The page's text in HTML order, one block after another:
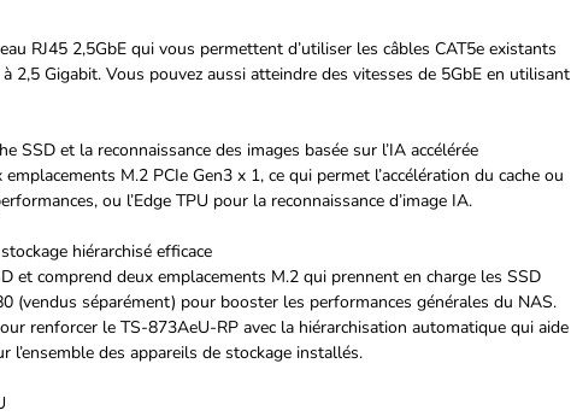
RJ45 2,5GbE qui vous permettent d’utiliser les câbles CAT5e existants
2,5 Gigabit. Vous pouvez aussi atteindre des vitesses de 5GbE en utilisant
SSD et la reconnaissance des images basée sur l’IA accélérée
M.2 PCIe Gen3 x 1, ce qui permet l’accélération du cache ou
ou l’Edge TPU pour la reconnaissance d’image IA.
hiérarchisé efficace
et comprend deux emplacements M.2 qui prennent en charge les SSD
(vendus séparément) pour booster les performances générales du NAS.
renforcer le TS-873AeU-RP avec la hiérarchisation automatique qui aide
l’ensemble des appareils de stockage installés.